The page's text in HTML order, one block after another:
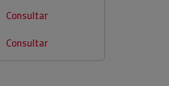
Consultar
Consultar